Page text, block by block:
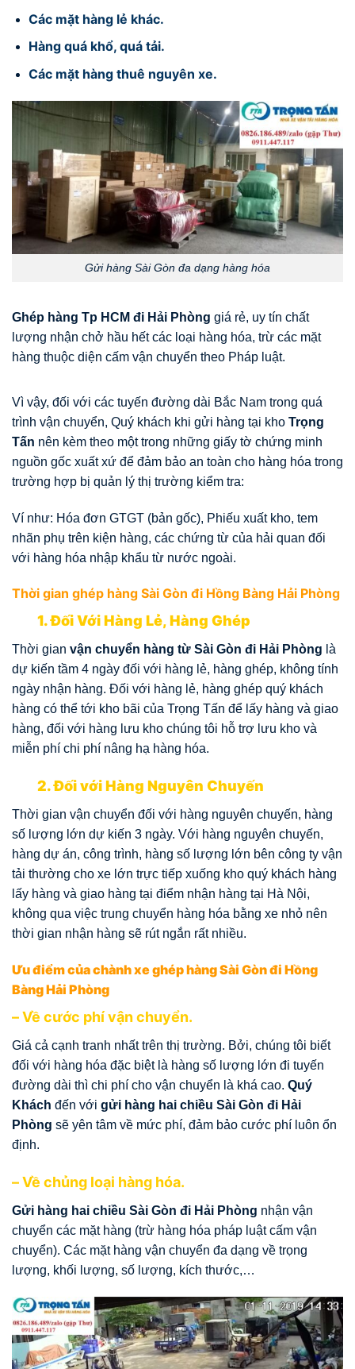
Các mặt hàng lẻ khác.
Hàng quá khổ, quá tải.
Các mặt hàng thuê nguyên xe.
Gửi hàng Sài Gòn đa dạng hàng hóa
Ghép hàng Tp HCM đi Hải Phòng giá rẻ, uy tín chất
lượng nhận chở hầu hết các loại hàng hóa, trừ các mặt
hàng thuộc diện cấm vận chuyển theo Pháp luật.
Vì vậy, đối với các tuyến đường dài Bắc Nam trong quá
trình vận chuyển, Quý khách khi gửi hàng tại kho Trọng
Tấn nên kèm theo một trong những giấy tờ chứng minh
nguồn gốc xuất xứ để đảm bảo an toàn cho hàng hóa trong
trường hợp bị quản lý thị trường kiểm tra:
Ví như: Hóa đơn GTGT (bản gốc), Phiếu xuất kho, tem
nhãn phụ trên kiện hàng, các chứng từ của hải quan đối
với hàng hóa nhập khẩu từ nước ngoài.
Thời gian ghép hàng Sài Gòn đi Hồng Bàng Hải Phòng
1. Đối Với Hàng Lẻ, Hàng Ghép
Thời gian vận chuyển hàng từ Sài Gòn đi Hải Phòng là
dự kiến tầm 4 ngày đối với hàng lẻ, hàng ghép, không tính
ngày nhận hàng. Đối với hàng lẻ, hàng ghép quý khách
hàng có thể tới kho bãi của Trọng Tấn để lấy hàng và giao
hàng, đối với hàng lưu kho chúng tôi hỗ trợ lưu kho và
miễn phí chi phí nâng hạ hàng hóa.
2. Đối với Hàng Nguyên Chuyến
Thời gian vận chuyển đối với hàng nguyên chuyến, hàng
số lượng lớn dự kiến 3 ngày. Với hàng nguyên chuyến,
hàng dự án, công trình, hàng số lượng lớn bên công ty vận
tải thường cho xe lớn trực tiếp xuống kho quý khách hàng
lấy hàng và giao hàng tại điểm nhận hàng tại Hà Nội,
không qua việc trung chuyển hàng hóa bằng xe nhỏ nên
thời gian nhận hàng sẽ rút ngắn rất nhiều.
Ưu điểm của chành xe ghép hàng Sài Gòn đi Hồng
Bàng Hải Phòng
– Về cước phí vận chuyển.
Giá cả cạnh tranh nhất trên thị trường. Bởi, chúng tôi biết
đối với hàng hóa đặc biệt là hàng số lượng lớn đi tuyến
đường dài thì chi phí cho vận chuyển là khá cao. Quý
Khách đến với gửi hàng hai chiều Sài Gòn đi Hải
Phòng sẽ yên tâm về mức phí, đảm bảo cước phí luôn ổn
định.
– Về chủng loại hàng hóa.
Gửi hàng hai chiều Sài Gòn đi Hải Phòng nhận vận
chuyển các mặt hàng (trừ hàng hóa pháp luật cấm vận
chuyển). Các mặt hàng vận chuyển đa dạng về trọng
lượng, khối lượng, số lượng, kích thước,…